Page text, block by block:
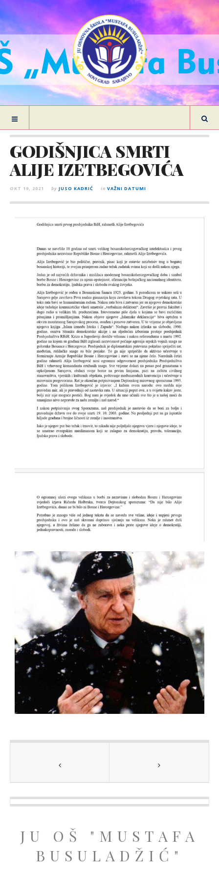
GODIŠNJICA SMRTI
ALIJE IZETBEGOVIĆA
OKT 19, 2021 by JUSO KADRIĆ in VAŽNI DATUMI
JU OŠ "MUSTAFA
BUSULADŽIĆ"